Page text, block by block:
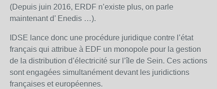
(Depuis juin 2016, ERDF n’existe plus, on parle
maintenant d’ Enedis …).
IDSE lance donc une procédure juridique contre l’état
français qui attribue à EDF un monopole pour la gestion
de la distribution d’électricité sur l’île de Sein. Ces actions
sont engagées simultanément devant les juridictions
françaises et européennes.